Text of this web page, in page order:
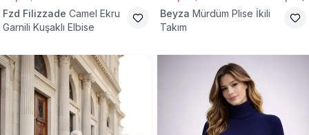
Fzd Filizzade Camel Ekru
Garnili Kuşaklı Elbise
Beyza Mürdüm Plise İkili
Takım